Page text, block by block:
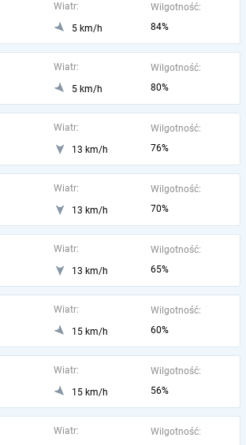
Wiatr:
5 km/h
Wilgotność:
84%
Wiatr:
5 km/h
Wilgotność:
80%
Wiatr:
13 km/h
Wilgotność:
76%
Wiatr:
13 km/h
Wilgotność:
70%
Wiatr:
13 km/h
Wilgotność:
65%
Wiatr:
15 km/h
Wilgotność:
60%
Wiatr:
15 km/h
Wilgotność:
56%
Wiatr:
Wilgotność: